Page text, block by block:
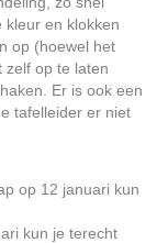
kleur en klokken
op (hoewel het
zelf op te laten
Er is ook een
tafelleider er niet
op 12 januari kun
kun je terecht